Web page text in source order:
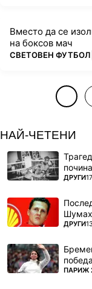
Вместо да се
на боксов мач
ПОВЕЧЕ ОТ
СВЕТОВЕН ФУТБОЛ
НАЙ-ЧЕТЕНИ
ДРУГИ
ДРУГИ
ПАРИЖ